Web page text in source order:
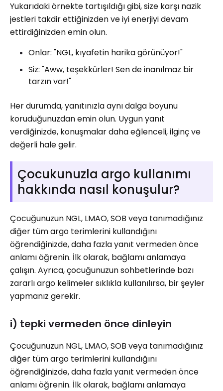
Yukarıdaki örnekte tartışıldığı gibi, size karşı nazik
jestleri takdir ettiğinizden ve iyi enerjiyi devam
ettirdiğinizden emin olun.
Onlar: "NGL, kıyafetin harika görünüyor!"
Siz: "Aww, teşekkürler! Sen de inanılmaz bir
tarzın var!"
Her durumda, yanıtınızla aynı dalga boyunu
koruduğunuzdan emin olun. Uygun yanıt
verdiğinizde, konuşmalar daha eğlenceli, ilginç ve
değerli hale gelir.
Çocukunuzla argo kullanımı
hakkında nasıl konuşulur?
Çocuğunuzun NGL, LMAO, SOB veya tanımadığınız
diğer tüm argo terimlerini kullandığını
öğrendiğinizde, daha fazla yanıt vermeden önce
anlamı öğrenin. İlk olarak, bağlamı anlamaya
çalışın. Ayrıca, çocuğunuzun sohbetlerinde bazı
zararlı argo kelimeler sıklıkla kullanılırsa, bir şeyler
yapmanız gerekir.
i) tepki vermeden önce dinleyin
Çocuğunuzun NGL, LMAO, SOB veya tanımadığınız
diğer tüm argo terimlerini kullandığını
öğrendiğinizde, daha fazla yanıt vermeden önce
anlamı öğrenin. İlk olarak, bağlamı anlamaya